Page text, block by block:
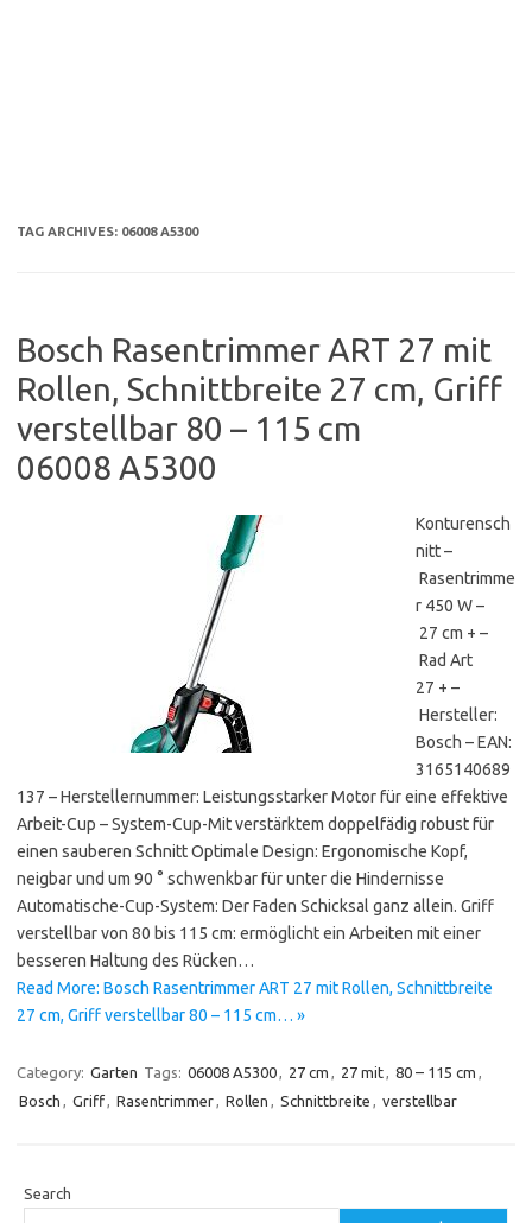
TAG ARCHIVES: 06008 A5300
Bosch Rasentrimmer ART 27 mit
Rollen, Schnittbreite 27 cm, Griff
verstellbar 80 – 115 cm
06008 A5300
Konturensch
nitt –
Rasentrimme
r 450 W –
27 cm + –
Rad Art
27 + –
Hersteller:
Bosch – EAN:
3165140689
137 – Herstellernummer: Leistungsstarker Motor für eine effektive
Arbeit-Cup – System-Cup-Mit verstärktem doppelfädig robust für
einen sauberen Schnitt Optimale Design: Ergonomische Kopf,
neigbar und um 90 ° schwenkbar für unter die Hindernisse
Automatische-Cup-System: Der Faden Schicksal ganz allein. Griff
verstellbar von 80 bis 115 cm: ermöglicht ein Arbeiten mit einer
besseren Haltung des Rücken…
Read More: Bosch Rasentrimmer ART 27 mit Rollen, Schnittbreite
27 cm, Griff verstellbar 80 – 115 cm… »
Category: Garten Tags: 06008 A5300, 27 cm , 27 mit, 80 – 115 cm ,
Bosch , Griff, Rasentrimmer, Rollen , Schnittbreite , verstellbar
Search